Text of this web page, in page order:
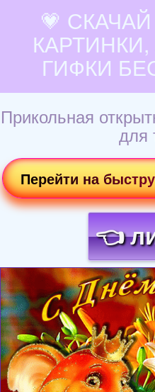
💗
ГИФКИ
Прикольная
для
Перейти на
👈
Загрузка